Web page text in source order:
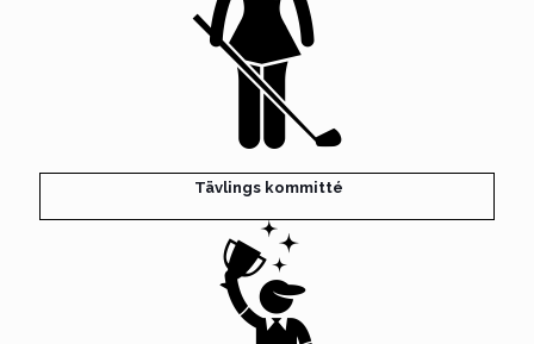
Tävlings kommitté